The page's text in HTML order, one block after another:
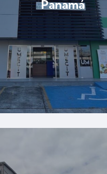
Panamá